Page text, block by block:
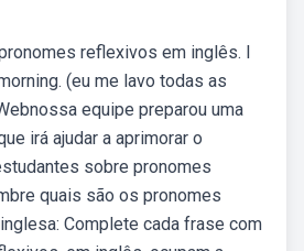
reflexivos em inglês. I
(eu me lavo todas as
equipe preparou uma
irá ajudar a aprimorar o
sobre pronomes
quais são os pronomes
Complete cada frase com